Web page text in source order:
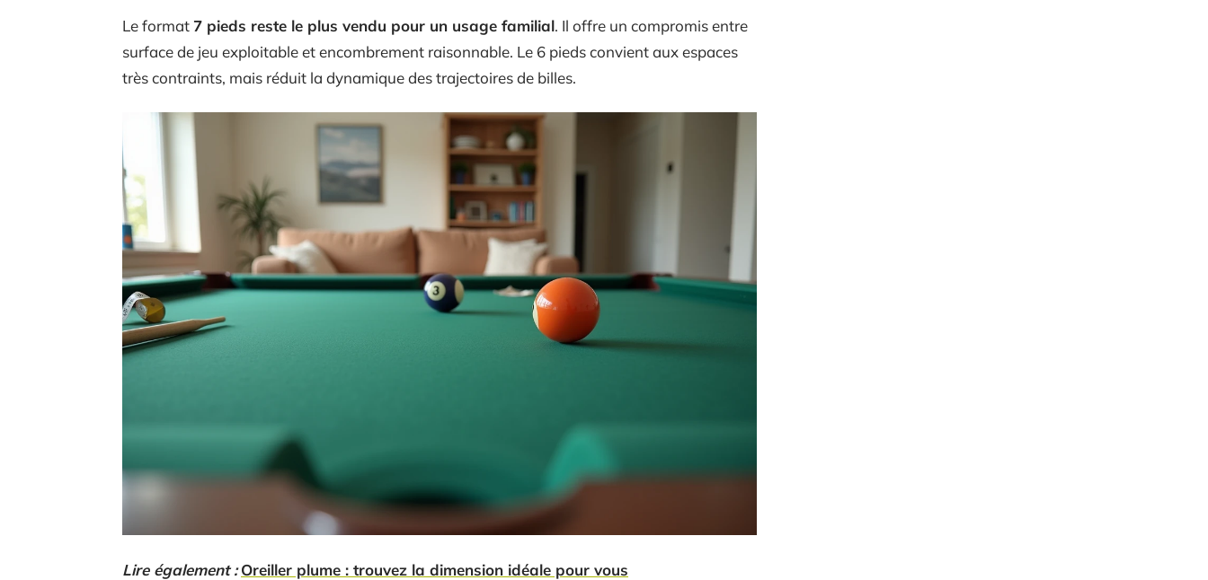
Le format 7 pieds reste le plus vendu pour un usage familial. Il offre un compromis entre
surface de jeu exploitable et encombrement raisonnable. Le 6 pieds convient aux espaces
très contraints, mais réduit la dynamique des trajectoires de billes.
Lire également : Oreiller plume : trouvez la dimension idéale pour vous